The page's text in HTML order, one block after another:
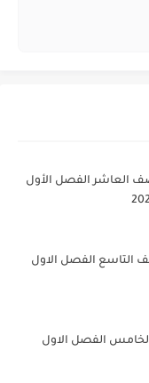
العاشر الفصل الأول
التاسع الفصل الاول
الفصل الاول